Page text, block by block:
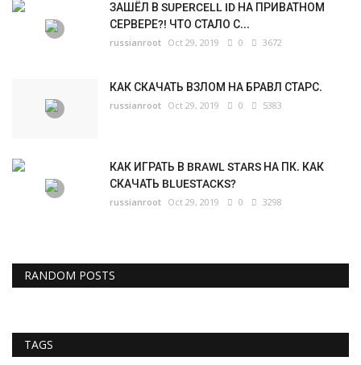
ЗАШЁЛ В SUPERCELL ID НА ПРИВАТНОМ
СЕРВЕРЕ?! ЧТО СТАЛО С...
russianroot Oct 29, 2019 0 3672
КАК СКАЧАТЬ ВЗЛОМ НА БРАВЛ СТАРС.
russianroot Oct 29, 2019 0 5383
КАК ИГРАТЬ В BRAWL STARS НА ПК. КАК
СКАЧАТЬ BLUESTACKS?
russianroot Oct 29, 2019 0 3298
RANDOM POSTS
TAGS